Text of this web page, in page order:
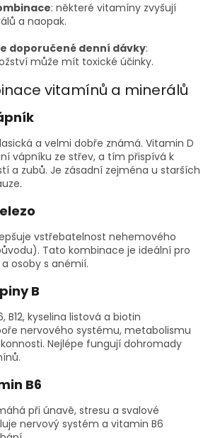
: některé vitamíny zvyšují
a naopak.
doporučené denní dávky:
může mít toxické účinky.
vitamínů a minerálů
a velmi dobře známá. Vitamin D
vápníku ze střev, a tím přispívá k
a zubů. Je zásadní zejména u starších
vstřebatelnost nehemového
Tato kombinace je ideální pro
osoby s anémií.
B
B12, kyselina listová a biotin
nervového systému, metabolismu
Nejlépe fungují dohromady
B6
při únavě, stresu a svalové
nervový systém a vitamin B6